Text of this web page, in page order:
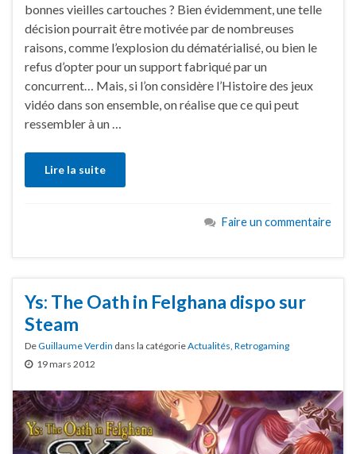
bonnes vieilles cartouches ? Bien évidemment, une telle
décision pourrait être motivée par de nombreuses
raisons, comme l’explosion du dématérialisé, ou bien le
refus d’opter pour un support fabriqué par un
concurrent… Mais, si l’on considère l’Histoire des jeux
vidéo dans son ensemble, on réalise que ce qui peut
ressembler à un …
Lire la suite
Faire un commentaire
Ys: The Oath in Felghana dispo sur
Steam
DeGuillaume Verdin dans la catégorieActualités, Retrogaming
19 mars 2012